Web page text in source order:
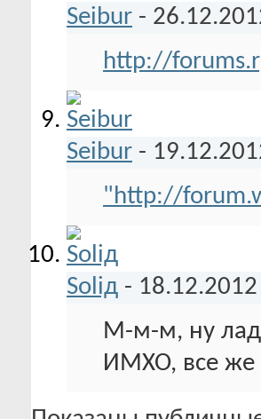
Seibur -
http://
Seibur -
"http://
Soliд - 18.12.2012
М-м-м, ну
ИМХО, все же